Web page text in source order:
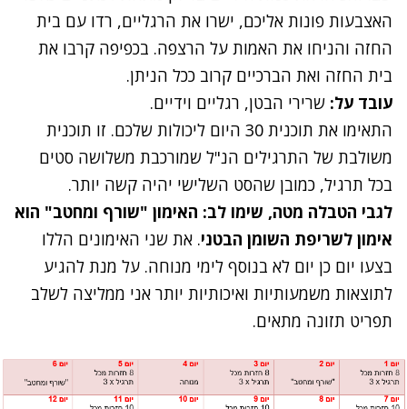
האצבעות פונות אליכם, ישרו את הרגליים, רדו עם בית
החזה והניחו את האמות על הרצפה. בכפיפה קרבו את
בית החזה ואת הברכיים קרוב ככל הניתן.
עובד על: שרירי הבטן, רגליים וידיים.
התאימו את תוכנית 30 היום ליכולות שלכם. זו תוכנית
משולבת של התרגילים הנ"ל שמורכבת משלושה סטים
בכל תרגיל, כמובן שהסט השלישי יהיה קשה יותר.
לגבי הטבלה מטה, שימו לב: האימון "שורף ומחטב" הוא
אימון לשריפת השומן הבטני. את שני האימונים הללו
בצעו יום כן יום לא בנוסף לימי מנוחה. על מנת להגיע
לתוצאות משמעותיות ואיכותיות יותר אני ממליצה לשלב
תפריט תזונה מתאים.